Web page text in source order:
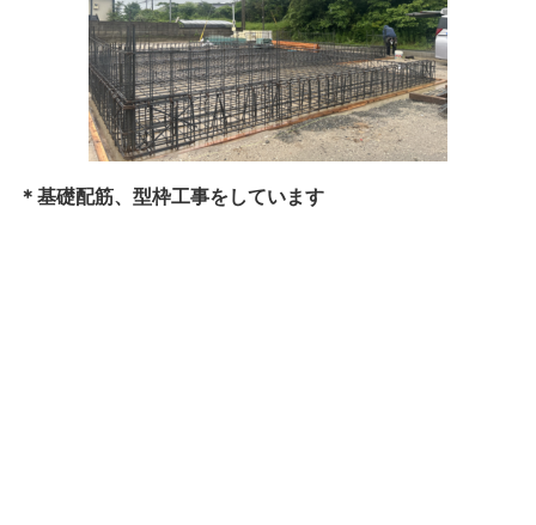
＊基礎配筋、型枠工事をしています